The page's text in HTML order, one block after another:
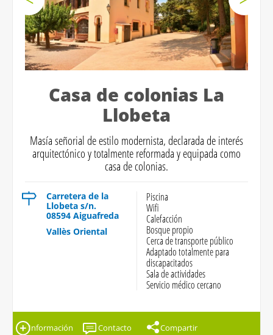
Casa de colonias La
Llobeta
Masía señorial de estilo modernista, declarada de interés
arquitectónico y totalmente reformada y equipada como
casa de colonias.
Carretera de la
Llobeta s/n.
08594 Aiguafreda
Vallès Oriental
Piscina
Wifi
Calefacción
Bosque propio
Cerca de transporte público
Adaptado totalmente para
discapacitados
Sala de actividades
Servicio médico cercano
Información Contacto Compartir